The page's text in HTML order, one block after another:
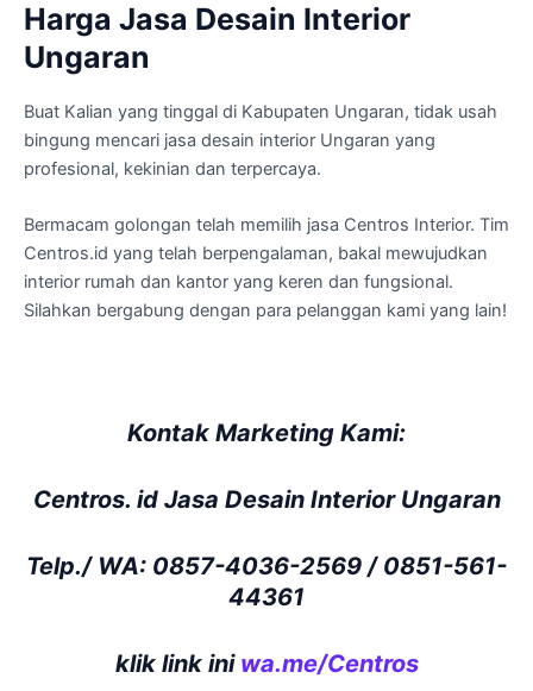
Harga Jasa Desain Interior
Ungaran
Buat Kalian yang tinggal di Kabupaten Ungaran, tidak usah
bingung mencari jasa desain interior Ungaran yang
profesional, kekinian dan terpercaya.
Bermacam golongan telah memilih jasa Centros Interior. Tim
Centros.id yang telah berpengalaman, bakal mewujudkan
interior rumah dan kantor yang keren dan fungsional.
Silahkan bergabung dengan para pelanggan kami yang lain!
Kontak Marketing Kami:
Centros. id Jasa Desain Interior Ungaran
Telp./ WA: 0857-4036-2569 / 0851-561-
44361
klik link iniwa.me/Centros